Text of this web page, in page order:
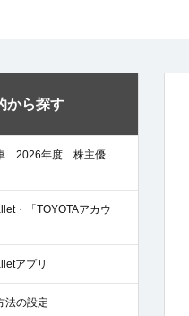
から探す
2026年度 株主優
・「TOYOTAアカウ
アプリ
法の設定